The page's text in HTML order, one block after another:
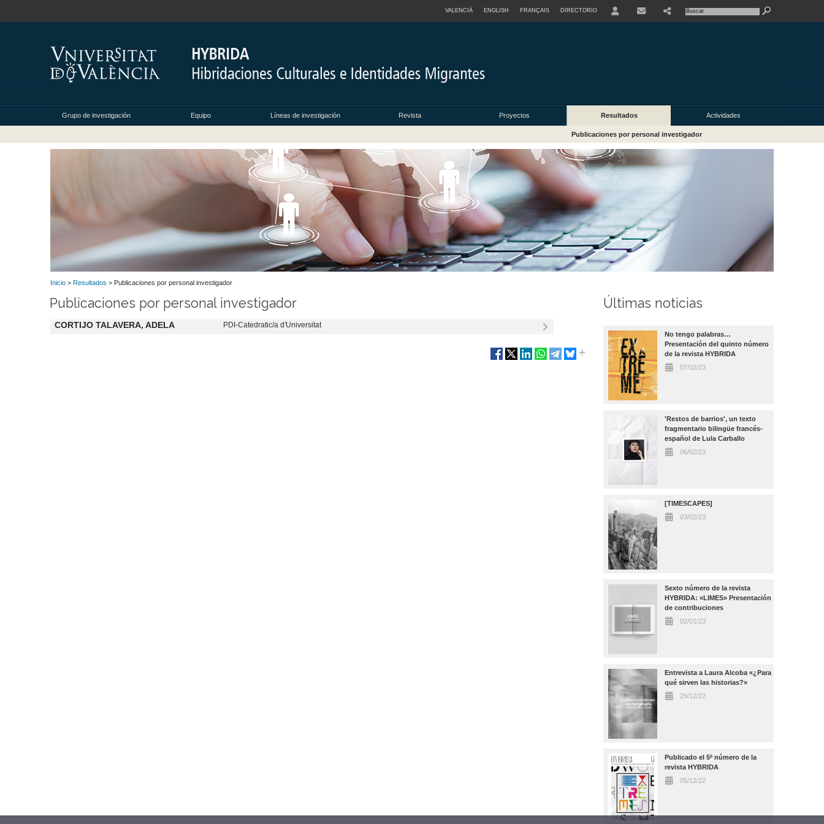
VALENCIÀ ENGLISH FRANÇAIS DIRECTORIO
Grupo de investigación Equipo Líneas de investigación Revista Proyectos Resultados Actividades
Publicaciones por personal investigador
Inicio > Resultados > Publicaciones por personal investigador
Publicaciones por personal investigador
CORTIJO TALAVERA, ADELA PDI-Catedratic/a d'Universitat
Últimas noticias
No tengo palabras…
Presentación del quinto número
de la revista HYBRIDA
07/02/23
'Restos de barrios', un texto
fragmentario bilingüe francés-
español de Lula Carballo
06/02/23
[TIMESCAPES]
03/02/23
Sexto número de la revista
HYBRIDA: «LIMES» Presentación
de contribuciones
02/01/23
Entrevista a Laura Alcoba «¿Para
qué sirven las historias?»
29/12/22
Publicado el 5º número de la
revista HYBRIDA
05/12/22